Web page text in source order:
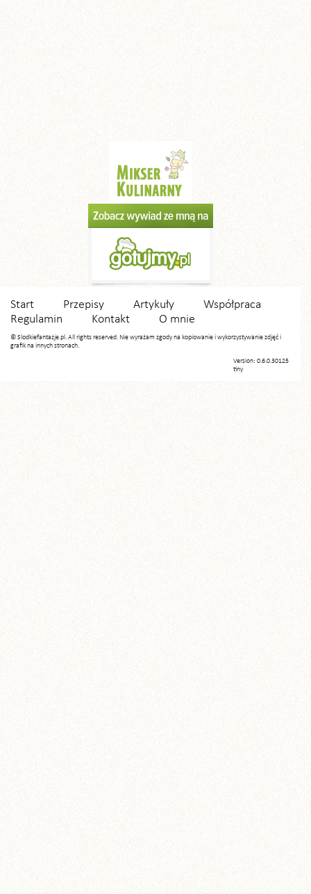
Start Przepisy Artykuły
Współpraca
Regulamin
Kontakt O mnie
© Slodkiefantazje.pl. All rights reserved. Nie wyrażam zgody na kopiowanie i wykorzystywanie zdjęć i
grafik na innych stronach.
Version: 0.6.0.30125
tiny